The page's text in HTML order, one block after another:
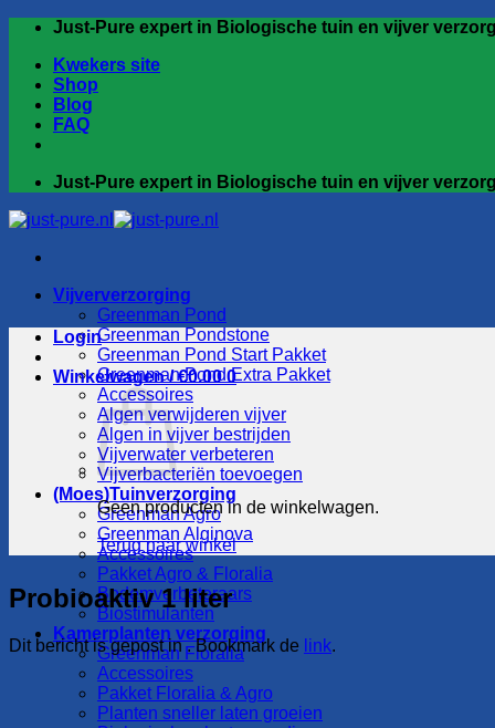
inhoud
Just-Pure expert in Biologische tuin en vijver
Kwekers site
Shop
Blog
FAQ
Just-Pure expert in Biologische tuin en vijver
Vijververzorging
Greenman Pond
Greenman Pondstone
Greenman Pond Start Pakket
Greenman Pond Extra Pakket
Accessoires
Algen verwijderen vijver
Algen in vijver bestrijden
Vijverwater verbeteren
Vijverbacteriën toevoegen
(Moes)Tuinverzorging
Greenman Agro
Greenman Alginova
Accessoires
Pakket Agro & Floralia
Bodemverbeteraars
Biostimulanten
Kamerplanten verzorging
Greenman Floralia
Accessoires
Pakket Floralia & Agro
Planten sneller laten groeien
Login
Winkelwagen /€0.00 0
Geen producten in de winkelwagen.
Terug naar winkel
Probioaktiv 1 liter
Dit bericht is gepost in . Bookmark de link.